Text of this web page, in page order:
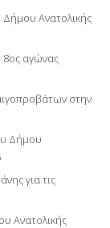
Δήμου Ανατολικής
αγώνας
στην
Δήμου
για τις
Ανατολικής